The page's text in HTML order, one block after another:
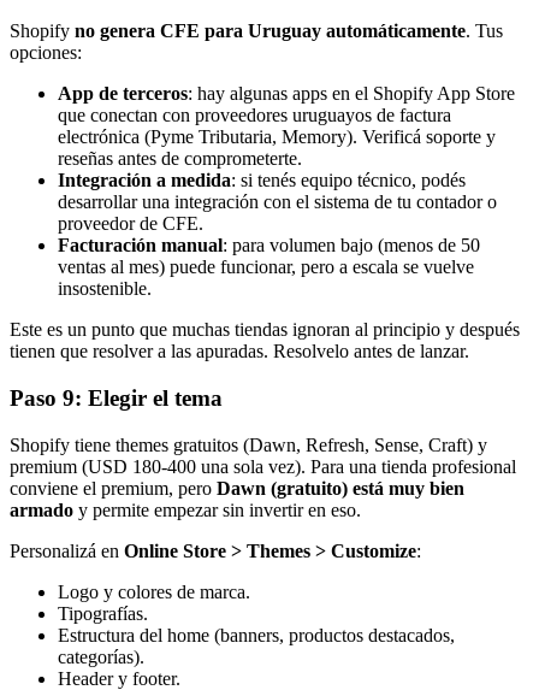
Shopify no genera CFE para Uruguay automáticamente. Tus
opciones:
App de terceros: hay algunas apps en el Shopify App Store
que conectan con proveedores uruguayos de factura
electrónica (Pyme Tributaria, Memory). Verificá soporte y
reseñas antes de comprometerte.
Integración a medida: si tenés equipo técnico, podés
desarrollar una integración con el sistema de tu contador o
proveedor de CFE.
Facturación manual: para volumen bajo (menos de 50
ventas al mes) puede funcionar, pero a escala se vuelve
insostenible.
Este es un punto que muchas tiendas ignoran al principio y después
tienen que resolver a las apuradas. Resolvelo antes de lanzar.
Paso 9: Elegir el tema
Shopify tiene themes gratuitos (Dawn, Refresh, Sense, Craft) y
premium (USD 180-400 una sola vez). Para una tienda profesional
conviene el premium, pero Dawn (gratuito) está muy bien
armado y permite empezar sin invertir en eso.
Personalizá en Online Store > Themes > Customize:
Logo y colores de marca.
Tipografías.
Estructura del home (banners, productos destacados,
categorías).
Header y footer.